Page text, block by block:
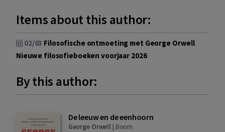
Items about this author:
02/03 Filosofische ontmoeting met George Orwell
Nieuwe filosofieboeken voorjaar 2026
By this author:
De leeuw en de eenhoorn
George Orwell | Boom